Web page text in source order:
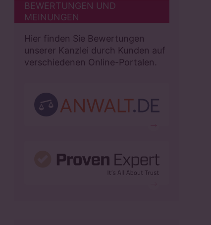
BEWERTUNGEN UND
MEINUNGEN
Hier finden Sie Bewertungen
unserer Kanzlei durch Kunden auf
verschiedenen Online-Portalen.